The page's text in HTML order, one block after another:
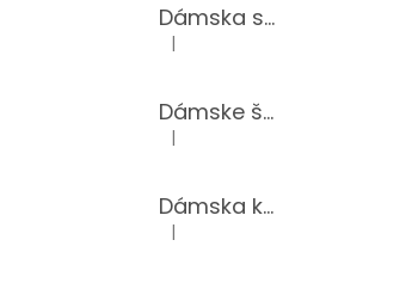
Dámska súprava 62875/BLACK
Hodnotenie produktu je 5 z 5
|
Dámske šaty 62888/BLUE
Hodnotenie produktu je 5 z 5
|
Dámska kožená kabelka TS-112-14/CHOCO
Hodnotenie produktu je 5 z 5
|